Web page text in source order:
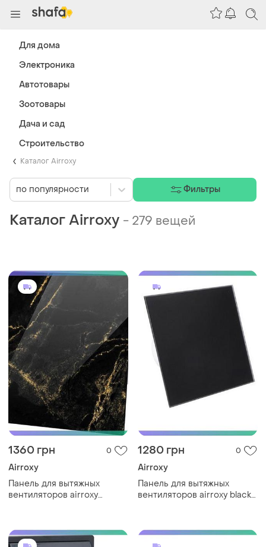
Каталог Airroxy
Каталог Airroxy - 279 вещей
1360 грн 0
Airroxy
Панель для вытяжных
вентиляторов airroxy
мраморная с золотистым
sku_01-186
1280 грн 0
Airroxy
Панель для вытяжных
вентиляторов airroxy black
sku_01-172
по популярности Фильтры
Для дома
Электроника
Автотовары
Зоотовары
Дача и сад
Строительство